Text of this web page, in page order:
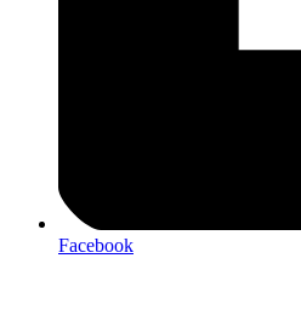
Facebook